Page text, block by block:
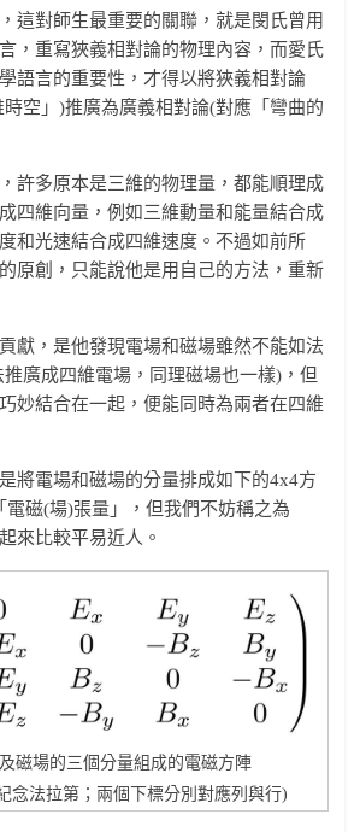
這對師生最重要的關聯，就是閔氏曾用
，重寫狹義相對論的物理內容，而愛氏
語言的重要性，才得以將狹義相對論
空」)推廣為廣義相對論(對應「彎曲的
許多原本是三維的物理量，都能順理成
四維向量，例如三維動量和能量結合成
和光速結合成四維速度。不過如前所
原創，只能說他是用自己的方法，重新
獻，是他發現電場和磁場雖然不能如法
廣成四維電場，同理磁場也一樣)，但
妙結合在一起，便能同時為兩者在四維
將電場和磁場的分量排成如下的4x4方
磁(場)張量」，但我們不妨稱之為
來比較平易近人。
磁場的三個分量組成的電磁方陣
念法拉第；兩個下標分別對應列與行)